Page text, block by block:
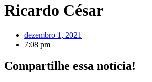
Ricardo César
dezembro 1, 2021
7:08 pm
Compartilhe essa notícia!